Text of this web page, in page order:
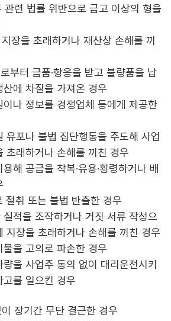
관련 법률 위반으로 금고 이상의 형을
장을 초래하거나 재산상 손해를 끼
부터 금품·향응을 받고 불량품을 납
산에 차질을 가져온 경우
이나 정보를 경쟁업체 등에게 제공한
유포나 불법 집단행동을 주도해 사업
초래하거나 손해를 끼친 경우
해 공금을 착복·유용·횡령하거나 배
절취 또는 불법 반출한 경우
실적을 조작하거나 거짓 서류 작성으
지장을 초래하거나 손해를 끼친 경우
물을 고의로 파손한 경우
량을 사업주 동의 없이 대리운전시키
고를 일으킨 경우
장기간 무단 결근한 경우